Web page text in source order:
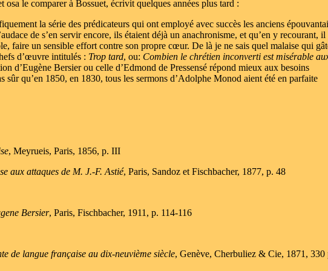
le comparer à Bossuet, écrivit quelques années plus tard :
la série des prédicateurs qui ont employé avec succès les anciens
de s’en servir encore, ils étaient déjà un anachronisme, et qu’en y recourant, il
faire un sensible effort contre son propre cœur. De là je ne sais quel malaise qui
d’œuvre intitulés : Trop tard, ou: Combien le chrétien inconverti est misérable
d’Eugène Bersier ou celle d’Edmond de Pressensé répond mieux aux besoins
sûr qu’en 1850, en 1830, tous les sermons d’Adolphe Monod aient été en parfaite
, Meyrueis, Paris, 1856, p. III
aux attaques de M. J.-F. Astié, Paris, Sandoz et Fischbacher, 1877, p. 48
Bersier, Paris, Fischbacher, 1911, p. 114-116
de langue française au dix-neuvième siècle, Genève, Cherbuliez & Cie, 1871, 330